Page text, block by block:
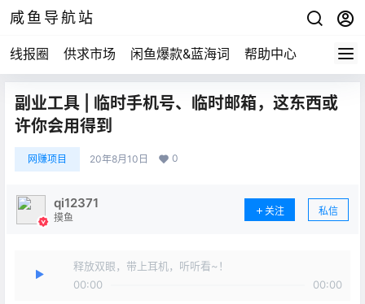
咸鱼导航站
线报圈 供求市场 闲鱼爆款&蓝海词 帮助中心
副业工具 | 临时手机号、临时邮箱，这东西或
许你会用得到
网赚项目 20年8月10日 0
qi12371
摸鱼
关注 私信
释放双眼，带上耳机，听听看~！
00:00
00:00